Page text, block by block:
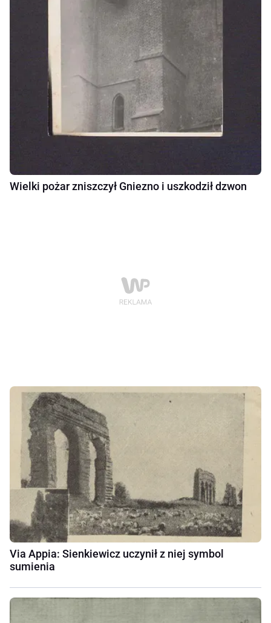
Wielki pożar zniszczył Gniezno i uszkodził dzwon
Via Appia: Sienkiewicz uczynił z niej symbol
sumienia